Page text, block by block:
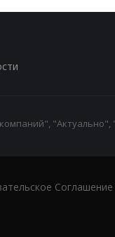
"Актуально",
Соглашение